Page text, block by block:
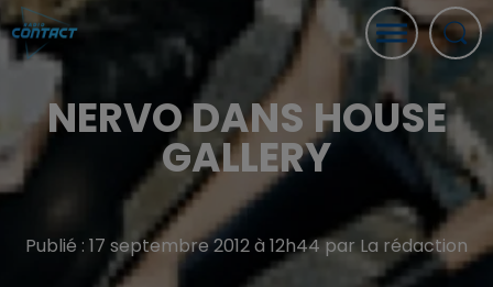
NERVO DANS HOUSE
GALLERY
Publié : 17 septembre 2012 à 12h44 par La rédaction